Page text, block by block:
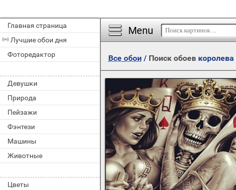
Главная страница
Лучшие обои дня
Фоторедактор
Девушки
Природа
Пейзажи
Фэнтези
Машины
Животные
Цветы
Menu
Все обои/ Поиск обоев королева